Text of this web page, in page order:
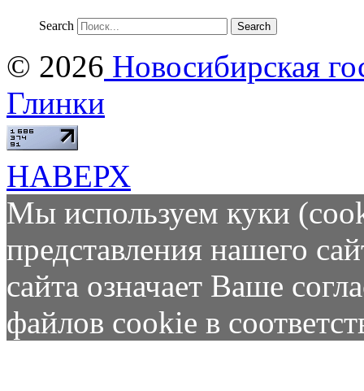
Search
© 2026 Новосибирская
Глинки
НАВЕРХ
Мы используем куки
представления нашего
сайта означает Ваше
файлов cookie в